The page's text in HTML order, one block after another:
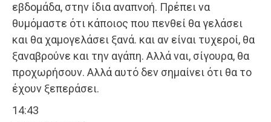
εβδομάδα, στην ίδια αναπνοή. Πρέπει να
θυμόμαστε ότι κάποιος που πενθεί θα γελάσει
και θα χαμογελάσει ξανά. και αν είναι τυχεροί, θα
ξαναβρούνε και την αγάπη. Αλλά ναι, σίγουρα, θα
προχωρήσουν. Αλλά αυτό δεν σημαίνει ότι θα το
έχουν ξεπεράσει.
14:43